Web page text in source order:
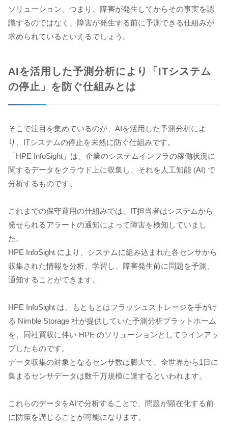
ソリューション、つまり、障害が発生してからその事実を認
識するのではなく、障害が発生する前に予測できる仕組みが
求められているといえるでしょう。
AIを活用した予測分析により「ITシステム
の停止」を防ぐ仕組みとは
そこで注目を集めているのが、AIを活用した予測分析によ
り、ITシステムの停止を未然に防ぐ仕組みです。
「HPE InfoSight」は、企業のシステムインフラの稼働状況に
関するデータをクラウド上に収集し、それを人工知能 (AI) で
分析するものです。
これまでの保守運用の仕組みでは、IT担当者はシステムから
発せられるアラートの通知によって障害を検知していまし
た。
HPE InfoSight により、システムに組み込まれた各センサから
収集された情報を分析、学習し、障害発生前に問題を予測、
通知することができます。
HPE InfoSight は、もともとはフラッシュストレージを手がけ
る Nimble Storage 社が提供していた予測分析プラットホーム
を、同社買収に伴い HPE のソリューションとしてラインアッ
プしたものです。
データ収集の対象となるセンサ数は膨大で、全世界から1日に
集まるセンサデータは数千万規模に達するといわれます。
これらのデータをAIで分析することで、問題が顕在化する前
に防策を講じることが可能になります。